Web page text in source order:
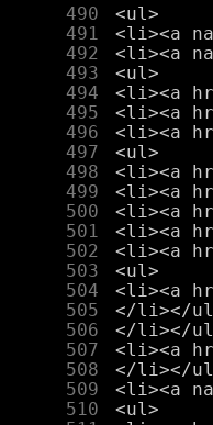
    490
    491
    492
    493
    494
    495
    496
    497
    498
    499
    500
    501
    502
    503
    504
    505
    506
    507
    508
    509
    510